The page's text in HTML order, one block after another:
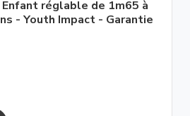
réglable de 1m65 à
- Youth Impact - Garantie